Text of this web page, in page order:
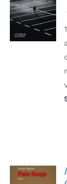
PANIER
/
DÉTAILS